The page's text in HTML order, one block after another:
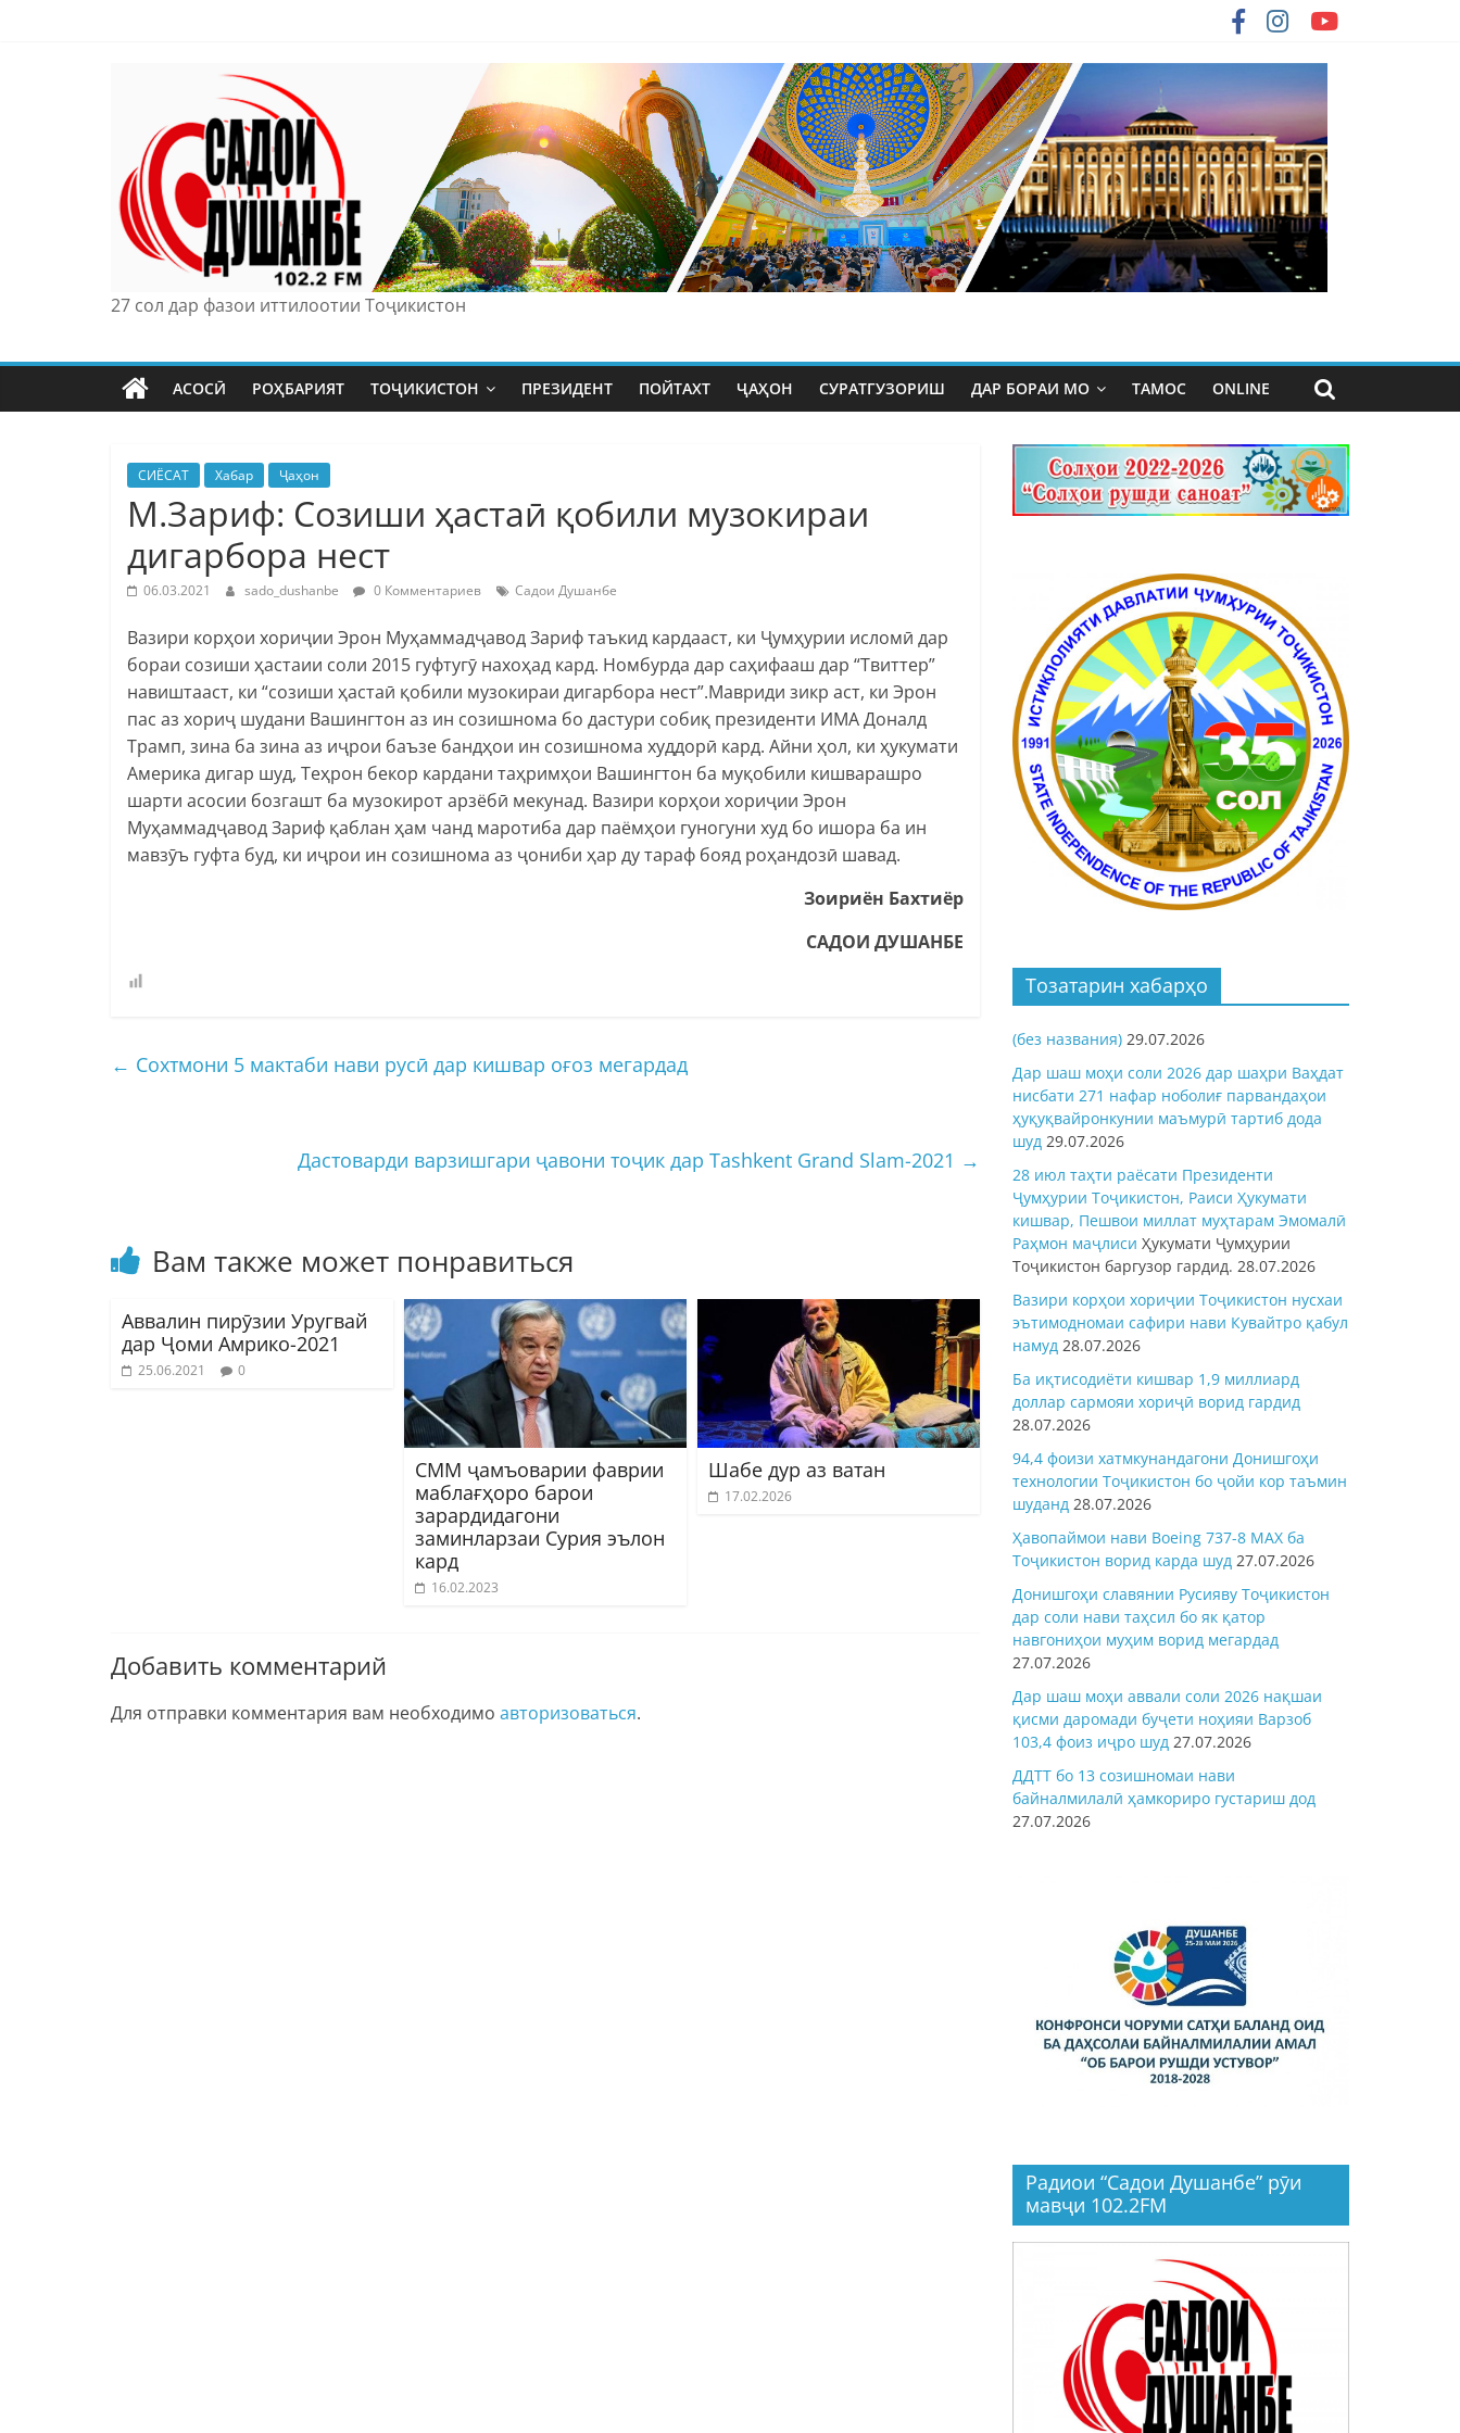
27 сол дар фазои иттилоотии Тоҷикистон
АСОСӢ РОҲБАРИЯТ ТОҶИКИСТОН ПРЕЗИДЕНТ ПОЙТАХТ ҶАҲОН СУРАТГУЗОРИШ ДАР БОРАИ МО ТАМОС ONLINE
СИЁСАТ Хабар Ҷаҳон
М.Зариф: Созиши ҳастаӣ қобили музокираи
дигарбора нест
06.03.2021 sado_dushanbe 0 Комментариев Садои Душанбе
Вазири корҳои хориҷии Эрон Муҳаммадҷавод Зариф таъкид кардааст, ки Ҷумҳурии исломӣ дар
бораи созиши ҳастаии соли 2015 гуфтугӯ нахоҳад кард. Номбурда дар саҳифааш дар “Твиттер”
навиштааст, ки “созиши ҳастаӣ қобили музокираи дигарбора нест”.Мавриди зикр аст, ки Эрон
пас аз хориҷ шудани Вашингтон аз ин созишнома бо дастури собиқ президенти ИМА Доналд
Трамп, зина ба зина аз иҷрои баъзе бандҳои ин созишнома худдорӣ кард. Айни ҳол, ки ҳукумати
Америка дигар шуд, Теҳрон бекор кардани таҳримҳои Вашингтон ба муқобили кишварашро
шарти асосии бозгашт ба музокирот арзёбӣ мекунад. Вазири корҳои хориҷии Эрон
Муҳаммадҷавод Зариф қаблан ҳам чанд маротиба дар паёмҳои гуногуни худ бо ишора ба ин
мавзӯъ гуфта буд, ки иҷрои ин созишнома аз ҷониби ҳар ду тараф бояд роҳандозӣ шавад.
Зоириён Бахтиёр
САДОИ ДУШАНБЕ
← Сохтмони 5 мактаби нави русӣ дар кишвар оғоз мегардад
Дастоварди варзишгари ҷавони тоҷик дар Tashkent Grand Slam-2021 →
Вам также может понравиться
Аввалин пирӯзии Уругвай
дар Ҷоми Амрико-2021
25.06.2021 0
СММ ҷамъоварии фаврии
маблағҳоро барои
зарардидагони
заминларзаи Сурия эълон
кард
16.02.2023
Шабе дур аз ватан
17.02.2026
Добавить комментарий
Для отправки комментария вам необходимо авторизоваться.
Тозатарин хабарҳо
(без названия) 29.07.2026
Дар шаш моҳи соли 2026 дар шаҳри Ваҳдат
нисбати 271 нафар ноболиғ парвандаҳои
ҳуқуқвайронкунии маъмурӣ тартиб дода
шуд 29.07.2026
28 июл таҳти раёсати Президенти
Ҷумҳурии Тоҷикистон, Раиси Ҳукумати
кишвар, Пешвои миллат муҳтарам Эмомалӣ
Раҳмон маҷлиси Ҳукумати Ҷумҳурии
Тоҷикистон баргузор гардид. 28.07.2026
Вазири корҳои хориҷии Тоҷикистон нусхаи
эътимодномаи сафири нави Кувайтро қабул
намуд 28.07.2026
Ба иқтисодиёти кишвар 1,9 миллиард
доллар сармояи хориҷӣ ворид гардид
28.07.2026
94,4 фоизи хатмкунандагони Донишгоҳи
технологии Тоҷикистон бо ҷойи кор таъмин
шуданд 28.07.2026
Ҳавопаймои нави Boeing 737-8 MAX ба
Тоҷикистон ворид карда шуд 27.07.2026
Донишгоҳи славянии Русияву Тоҷикистон
дар соли нави таҳсил бо як қатор
навгониҳои муҳим ворид мегардад
27.07.2026
Дар шаш моҳи аввали соли 2026 нақшаи
қисми даромади буҷети ноҳияи Варзоб
103,4 фоиз иҷро шуд 27.07.2026
ДДТТ бо 13 созишномаи нави
байналмилалӣ ҳамкориро густариш дод
27.07.2026
Радиои “Садои Душанбе” рӯи
мавҷи 102.2FM